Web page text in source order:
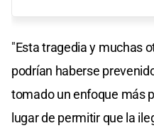
"Esta tragedia y muchas
podrían haberse
tomado un enfoque más
lugar de permitir que la